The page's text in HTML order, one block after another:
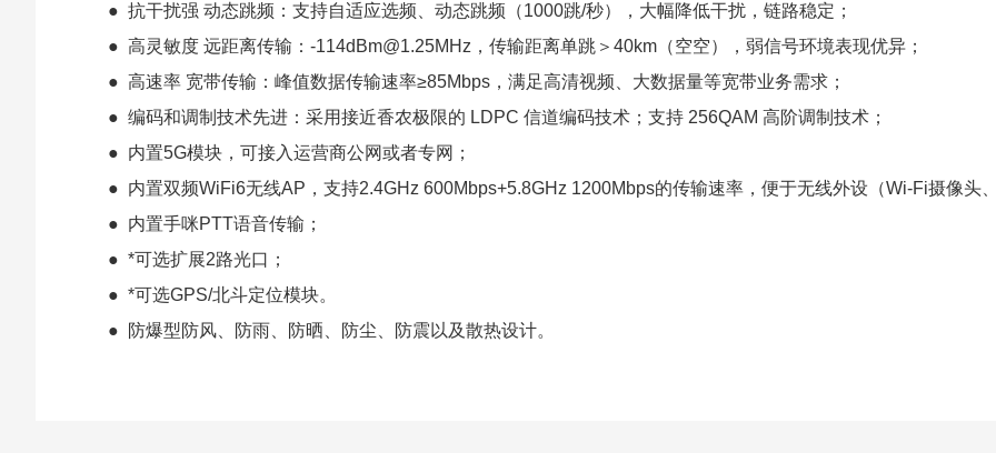
● 抗干扰强 动态跳频：支持自适应选频、动态跳频（1000跳/秒），大幅降低干扰，链路稳定 ；
● 高灵敏度 远距离传输： -114dBm@1.25MHz，传输距离单跳＞40km（空空），弱信号环境表现优异 ；
● 高速率 宽带传输：峰值数据传输速率≥85Mbps，满足高清视频、大数据量等宽带业务需求 ；
● 编码和调制技术先进：采用接近香农极限的 LDPC 信道编码技术；支持 256QAM 高阶调制技术 ；
● 内置5G模块， 可接入运营商公网或者专网；
● 内置双频WiFi6无线AP，支持2.4GHz 600Mbps+5.8GHz 1200Mbps的传输速率 ， 便于无线外设（Wi-Fi摄像头
● 内置手咪PTT语音传输 ；
● *可选扩展2路光口；
● *可选GPS/北斗定位模块。
●
防爆型防风、防雨、防晒、防尘、防震以及散热设计。